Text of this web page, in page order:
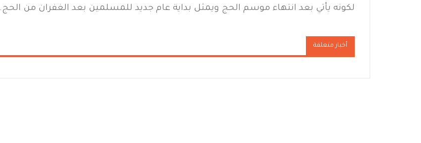
لكونه يأتي بعد انتهاء موسم الحج ويمثل بداية عام جديد للمسلمين بعد الغفران من الحج.
أخبار متعلقة